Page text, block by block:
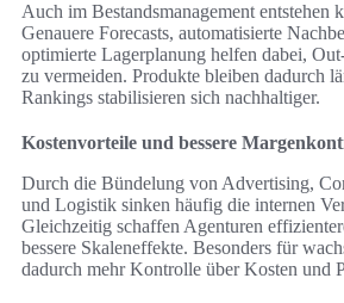
Auch im Bestandsmanagement entstehen
Genauere Forecasts, automatisierte
optimierte Lagerplanung helfen dabei,
zu vermeiden. Produkte bleiben dadurch
Rankings stabilisieren sich nachhaltiger.
Kostenvorteile und bessere
Durch die Bündelung von Advertising,
und Logistik sinken häufig die internen
Gleichzeitig schaffen Agenturen
bessere Skaleneffekte. Besonders für
dadurch mehr Kontrolle über Kosten und